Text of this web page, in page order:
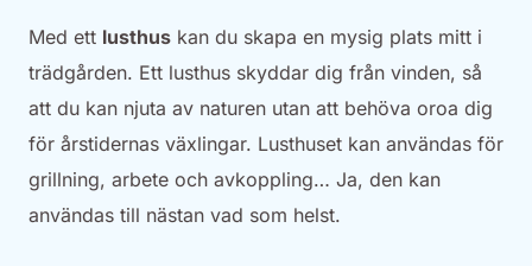
Med ett lusthus kan du skapa en mysig plats mitt i
trädgården. Ett lusthus skyddar dig från vinden, så
att du kan njuta av naturen utan att behöva oroa dig
för årstidernas växlingar. Lusthuset kan användas för
grillning, arbete och avkoppling… Ja, den kan
användas till nästan vad som helst.